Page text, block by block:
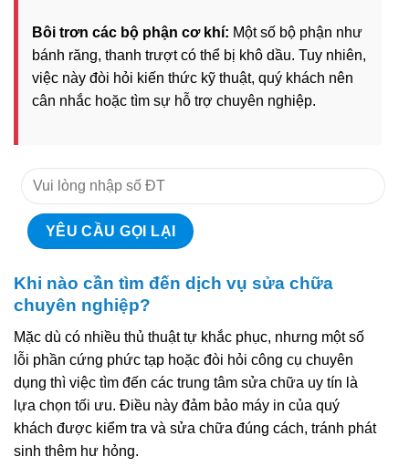
Bôi trơn các bộ phận cơ khí: Một số bộ phận như
bánh răng, thanh trượt có thể bị khô dầu. Tuy nhiên,
việc này đòi hỏi kiến thức kỹ thuật, quý khách nên
cân nhắc hoặc tìm sự hỗ trợ chuyên nghiệp.
Khi nào cần tìm đến dịch vụ sửa chữa
chuyên nghiệp?
Mặc dù có nhiều thủ thuật tự khắc phục, nhưng một số
lỗi phần cứng phức tạp hoặc đòi hỏi công cụ chuyên
dụng thì việc tìm đến các trung tâm sửa chữa uy tín là
lựa chọn tối ưu. Điều này đảm bảo máy in của quý
khách được kiểm tra và sửa chữa đúng cách, tránh phát
sinh thêm hư hỏng.